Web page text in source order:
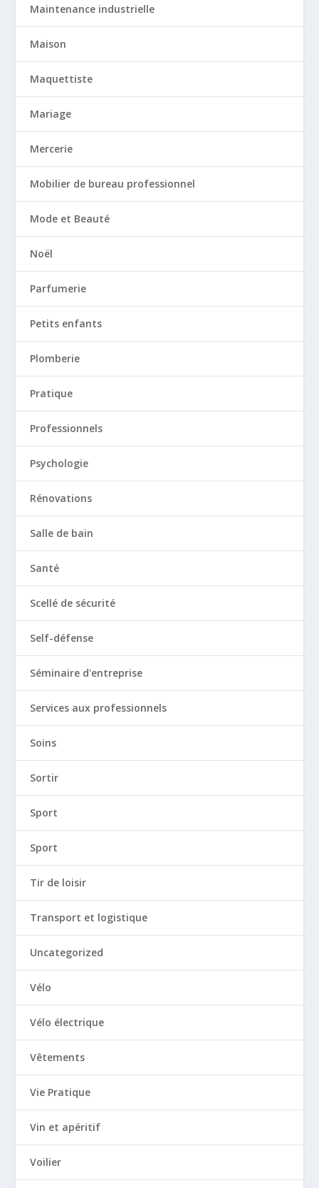
Maintenance industrielle
Maison
Maquettiste
Mariage
Mercerie
Mobilier de bureau professionnel
Mode et Beauté
Noël
Parfumerie
Petits enfants
Plomberie
Pratique
Professionnels
Psychologie
Rénovations
Salle de bain
Santé
Scellé de sécurité
Self-défense
Séminaire d'entreprise
Services aux professionnels
Soins
Sortir
Sport
Sport
Tir de loisir
Transport et logistique
Uncategorized
Vélo
Vélo électrique
Vêtements
Vie Pratique
Vin et apéritif
Voilier